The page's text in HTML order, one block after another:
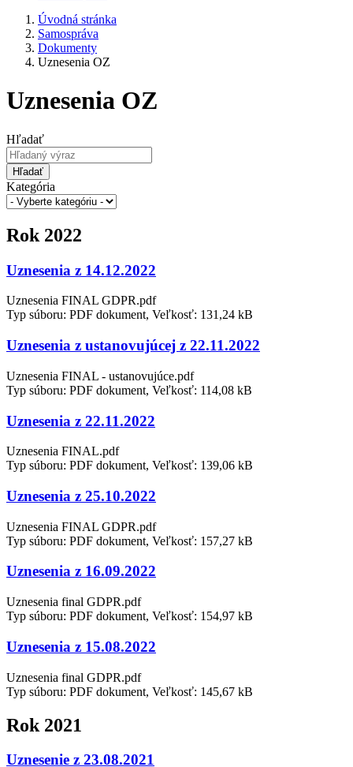
Úvodná stránka
Samospráva
Dokumenty
Uznesenia OZ
Uznesenia OZ
Hľadať
Hľadať
Kategória
Rok 2022
Uznesenia z 14.12.2022
Uznesenia FINAL GDPR.pdf
Typ súboru: PDF dokument, Veľkosť: 131,24 kB
Uznesenia z ustanovujúcej z 22.11.2022
Uznesenia FINAL - ustanovujúce.pdf
Typ súboru: PDF dokument, Veľkosť: 114,08 kB
Uznesenia z 22.11.2022
Uznesenia FINAL.pdf
Typ súboru: PDF dokument, Veľkosť: 139,06 kB
Uznesenia z 25.10.2022
Uznesenia FINAL GDPR.pdf
Typ súboru: PDF dokument, Veľkosť: 157,27 kB
Uznesenia z 16.09.2022
Uznesenia final GDPR.pdf
Typ súboru: PDF dokument, Veľkosť: 154,97 kB
Uznesenia z 15.08.2022
Uznesenia final GDPR.pdf
Typ súboru: PDF dokument, Veľkosť: 145,67 kB
Rok 2021
Uznesenie z 23.08.2021